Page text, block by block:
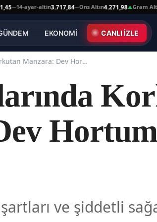
ayar-altin3.717,84 —Ons Altın4.271,98▲Gram Altın
EKONOMİ CANLI İZLE
Kars Semalarında Korkutan Manzara: Dev Hortum Gökyüzünü Kapladı
ve şiddetli